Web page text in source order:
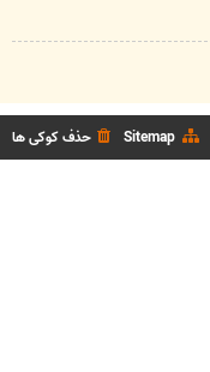
حذف کوکی ها Sitemap